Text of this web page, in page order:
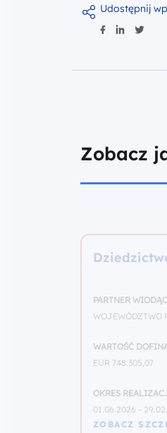
Udostępnij
Zobacz
PARTNER
WOJEWÓDZTWO
WARTOŚĆ
EUR 748.305,07
OKRES
01.06.2026 -
ZOBACZ